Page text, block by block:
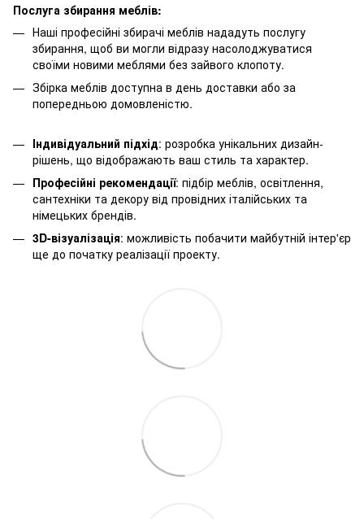
Послуга збирання меблів:
Наші професійні збирачі меблів нададуть послугу
збирання, щоб ви могли відразу насолоджуватися
своїми новими меблями без зайвого клопоту.
Збірка меблів доступна в день доставки або за
попередньою домовленістю.
Індивідуальний підхід: розробка унікальних дизайн-
рішень, що відображають ваш стиль та характер.
Професійні рекомендації: підбір меблів, освітлення,
сантехніки та декору від провідних італійських та
німецьких брендів.
3D-візуалізація: можливість побачити майбутній інтер'єр
ще до початку реалізації проекту.